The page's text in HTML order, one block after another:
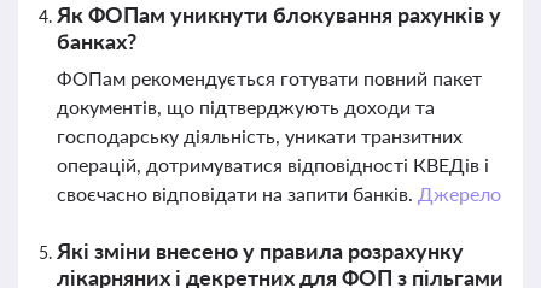
Як ФОПам уникнути блокування рахунків у
банках?
ФОПам рекомендується готувати повний пакет
документів, що підтверджують доходи та
господарську діяльність, уникати транзитних
операцій, дотримуватися відповідності КВЕДів і
своєчасно відповідати на запити банків. Джерело
Які зміни внесено у правила розрахунку
лікарняних і декретних для ФОП з пільгами